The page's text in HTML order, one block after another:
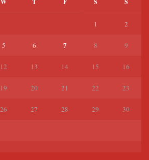
W T F S S
1 2
5 6 7 8 9
12 13 14 15 16
19 20 21 22 23
26 27 28 29 30